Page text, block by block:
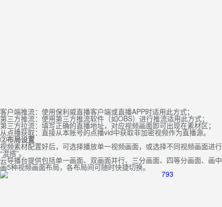
客户端推流：使用保利威直播客户端或直播APP时适用此方式；
第三方推流：使用第三方推流软件（如OBS）进行推流适用此方式；
第三方拉流：填写正确的直播地址，对应视频画面即可出现在素材区；
从点播获取：直接从本账号的点播vid中获取非加密视频作为直播源。
②布局设置
视频素材配置好后，可选择播放单一视频画面，或选择不同视频画面进行
“混搭”。
云导播台提供包括单一画面、双画面并行、三分画面、四等分画面、画中
画5种视频画面布局，各布局间可随时快捷切换。